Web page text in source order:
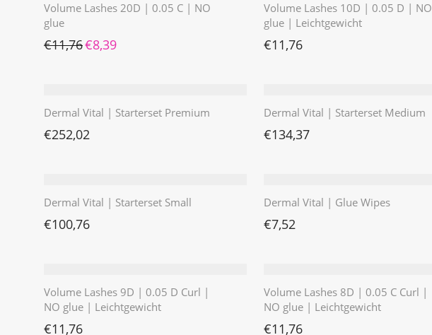
Volume Lashes 20D | 0.05 C | NO
glue
€11,76 Ursprünglicher Preis war: €11,76
€8,39Aktueller Preis ist: €8,39.
Volume Lashes 10D | 0.05 D | NO
glue | Leichtgewicht
€11,76
Dermal Vital | Starterset Premium
€252,02
Dermal Vital | Starterset Medium
€134,37
Dermal Vital | Starterset Small
€100,76
Dermal Vital | Glue Wipes
€7,52
Volume Lashes 9D | 0.05 D Curl |
NO glue | Leichtgewicht
€11,76
Volume Lashes 8D | 0.05 C Curl |
NO glue | Leichtgewicht
€11,76